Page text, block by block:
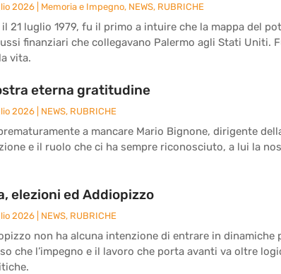
2026 Memoria e Impegno, NEWS, RUBRICHE
21 luglio 1979, fu il primo a intuire che la mappa del
finanziari che collegavano Palermo agli Stati Uniti.
vita.
eterna gratitudine
2026 NEWS, RUBRICHE
a mancare Mario Bignone, dirigente
e il ruolo che ci ha sempre riconosciuto, a lui la
elezioni ed Addiopizzo
2026 NEWS, RUBRICHE
non ha alcuna intenzione di entrare in
che l’impegno e il lavoro che porta avanti va oltre